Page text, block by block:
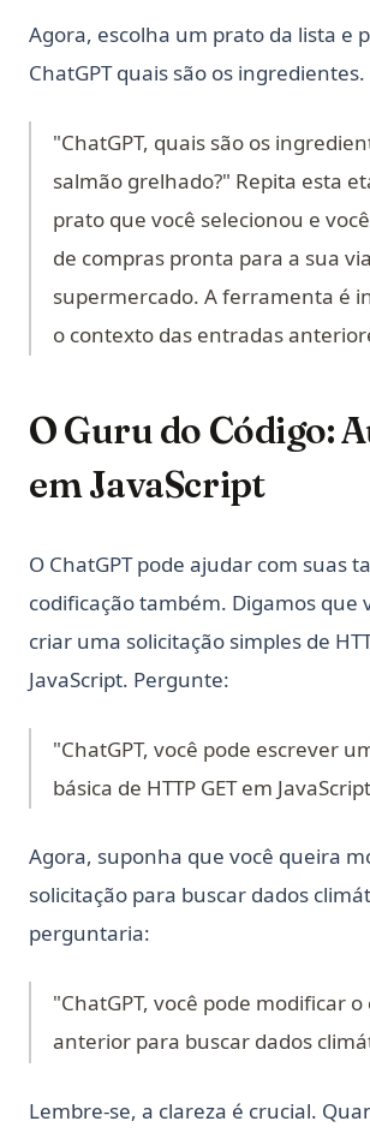
Agora, escolha um prato da lista e
ChatGPT quais são os
"ChatGPT, quais são os
salmão grelhado?" Repita esta
prato que você selecionou e
de compras pronta para a sua
supermercado. A ferramenta é
o contexto das entradas
O Guru do Código:
em JavaScript
O ChatGPT pode ajudar com suas
codificação também. Digamos que
criar uma solicitação simples de
JavaScript. Pergunte:
"ChatGPT, você pode escrever
básica de HTTP GET em
Agora, suponha que você queira
solicitação para buscar dados
perguntaria:
"ChatGPT, você pode modificar o
anterior para buscar dados
Lembre-se, a clareza é crucial.